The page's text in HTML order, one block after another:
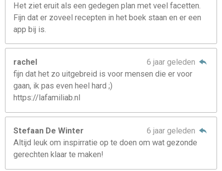
Het ziet eruit als een gedegen plan met veel facetten.
Fijn dat er zoveel recepten in het boek staan en er een
app bij is.
rachel
6 jaar geleden
fijn dat het zo uitgebreid is voor mensen die er voor
gaan, ik pas even heel hard ;)
https://lafamiliab.nl
Stefaan De Winter
6 jaar geleden
Altijd leuk om inspirratie op te doen om wat gezonde
gerechten klaar te maken!